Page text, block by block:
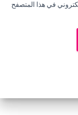
في هذا المتصفح